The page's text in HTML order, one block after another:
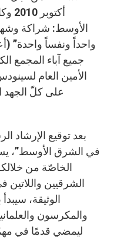
الأوسط: شراكة
جميع آباء المجمع
الأمين العام
على كلّ الجهد
بعد توقيع الإرشاد
في الشرق الأوسط”،
الخاصّة من
الشرقيين
الوثيقة،
والمكرسون
ليمضي قدمًا في